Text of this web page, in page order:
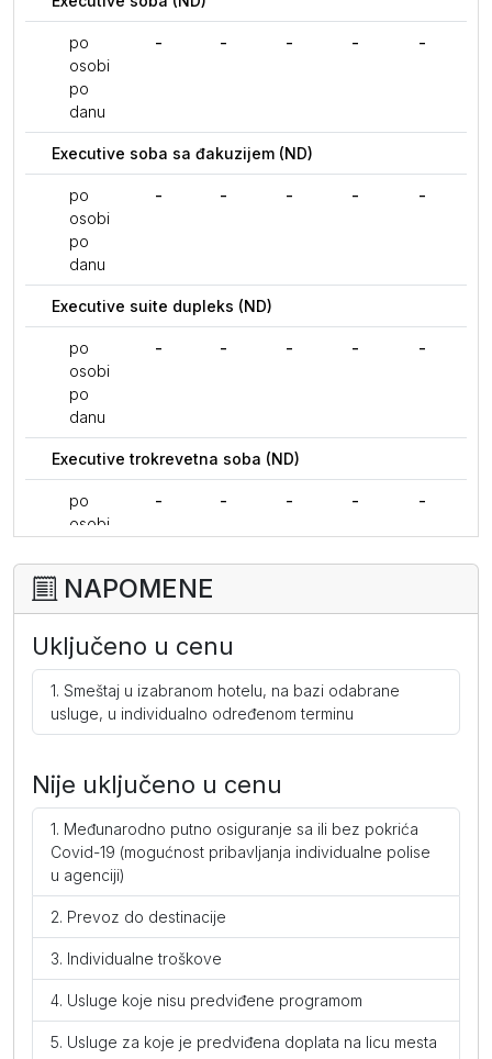
po
osobi
po
danu
- - - - -
Executive soba sa đakuzijem (ND)
po
osobi
po
danu
- - - - -
Executive suite dupleks (ND)
po
osobi
po
danu
- - - - -
Executive trokrevetna soba (ND)
po
osobi
danu
- - - - -
Predsednički suite (ND)
po
osobi
po
danu
- -
po
osobi
po
danu
- - - - -
Suite (ND)
po
osobi
po
danu
- -
NAPOMENE
Uključeno u cenu
Smeštaj u izabranom hotelu, na bazi odabrane
usluge, u individualno određenom terminu
Nije uključeno u cenu
Međunarodno putno osiguranje sa ili bez pokrića
Covid-19 (mogućnost pribavljanja individualne polise
u agenciji)
Prevoz do destinacije
Individualne troškove
Usluge koje nisu predviđene programom
Usluge za koje je predviđena doplata na licu mesta